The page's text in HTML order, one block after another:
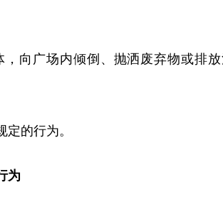
，向广场内倾倒、抛洒废弃物或排
定的行为。
为